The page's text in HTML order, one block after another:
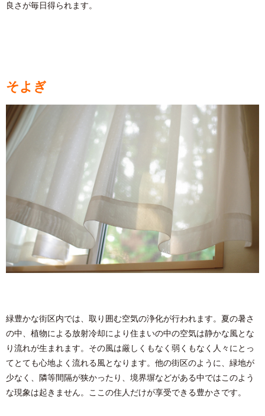
良さが毎⽇得られます。
そよぎ
緑豊かな街区内では、取り囲む空気の浄化が⾏われます。夏の暑さ
の中、植物による放射冷却により住まいの中の空気は静かな⾵とな
り流れが⽣まれます。その⾵は厳しくもなく弱くもなく⼈々にとっ
てとても⼼地よく流れる⾵となります。他の街区のように、緑地が
少なく、隣等間隔が狭かったり、境界塀などがある中ではこのよう
な現象は起きません。ここの住⼈だけが享受できる豊かさです。